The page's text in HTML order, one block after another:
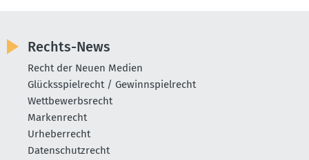
Rechts-News
Recht der Neuen Medien
Glücksspielrecht / Gewinnspielrecht
Wettbewerbsrecht
Markenrecht
Urheberrecht
Datenschutzrecht